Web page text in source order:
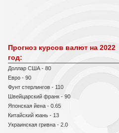
Прогноз курсов валют на 2022
год:
Доллар США - 80
Евро - 90
Фунт стерлингов - 110
Швейцарский франк - 90
Японская йена - 0.65
Китайский юань - 13
Украинская гривна - 2.0